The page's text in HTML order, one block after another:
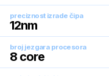
preciznost izrade čipa
12nm
broj jezgara procesora
8 core